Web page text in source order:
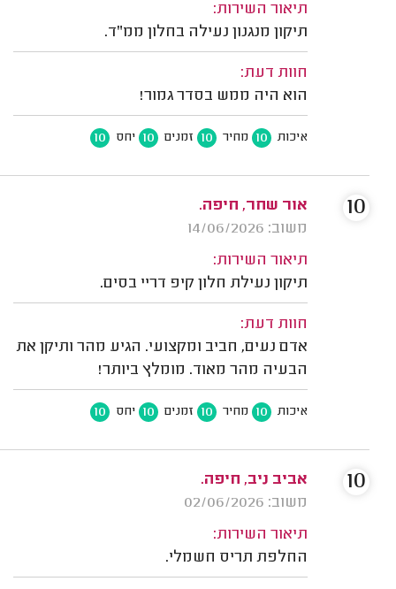
תיאור השירות:
תיקון מנגנון נעילה בחלון ממ"ד.
חוות דעת:
הוא היה ממש בסדר גמור!
איכות 10 מחיר 10 זמנים 10 יחס 10
אור שחר, חיפה.
משוב: 14/06/2026
תיאור השירות:
תיקון נעילת חלון קיפ דריי בסים.
חוות דעת:
אדם נעים, חביב ומקצועי. הגיע מהר ותיקן את
הבעיה מהר מאוד. מומלץ ביותר!
איכות 10 מחיר 10 זמנים 10 יחס 10
10
אביב ניב, חיפה.
משוב: 02/06/2026
תיאור השירות:
החלפת תריס חשמלי.
10